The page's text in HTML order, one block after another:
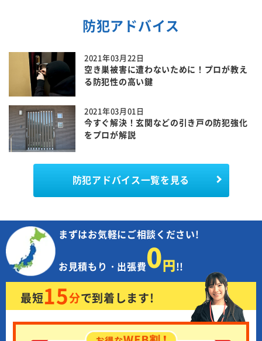
防犯アドバイス
2021年03月22日
空き巣被害に遭わないために！プロが教え
る防犯性の高い鍵
2021年03月01日
今すぐ解決！玄関などの引き戸の防犯強化
をプロが解説
防犯アドバイス一覧を見る
まずはお気軽にご相談ください!
お見積もり・出張費0円!!
最短15分で到着します!